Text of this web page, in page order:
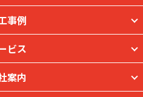
事例
ビス
案内